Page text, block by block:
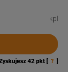
kpl
42 pkt [ ? ]